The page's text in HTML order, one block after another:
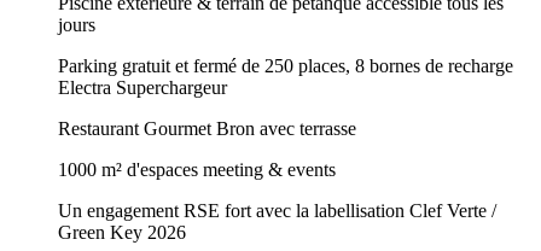
jours
Parking gratuit et fermé de 250 places, 8 bornes de recharge
Electra Superchargeur
Restaurant Gourmet Bron avec terrasse
1000 m² d'espaces meeting & events
Un engagement RSE fort avec la labellisation Clef Verte /
Green Key 2026